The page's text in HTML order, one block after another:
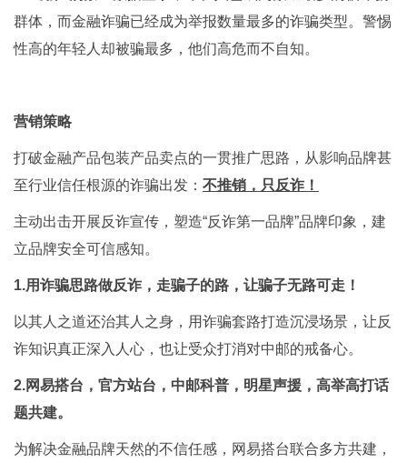
群体，而金融诈骗已经成为举报数量最多的诈骗类型。警惕
性高的年轻人却被骗最多，他们高危而不自知。
营销策略
打破金融产品包装产品卖点的一贯推广思路，从影响品牌甚
至行业信任根源的诈骗出发： 不推销，只反诈！
主动出击开展反诈宣传，塑造“反诈第一品牌”品牌印象，建
立品牌安全可信感知。
1.用诈骗思路做反诈，走骗子的路，让骗子无路可走！
以其人之道还治其人之身，用诈骗套路打造沉浸场景，让反
诈知识真正深入人心，也让受众打消对中邮的戒备心。
2.网易搭台，官方站台，中邮科普，明星声援，高举高打话
题共建。
为解决金融品牌天然的不信任感，网易搭台联合多方共建，